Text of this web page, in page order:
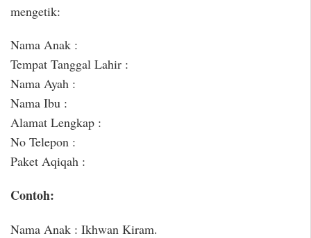
mengetik:
Nama Anak :
Tempat Tanggal Lahir :
Nama Ayah :
Nama Ibu :
Alamat Lengkap :
No Telepon :
Paket Aqiqah :
Contoh:
Nama Anak : Ikhwan Kiram.